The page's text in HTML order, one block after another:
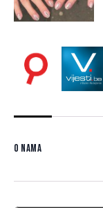
O nama